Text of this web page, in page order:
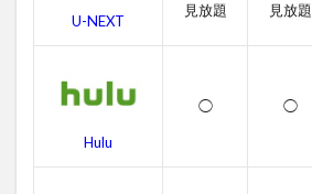
2
U-NEXT
見放題 見放題
Hulu
◯ ◯